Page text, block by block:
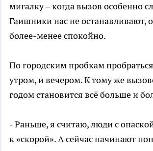
мигалку – когда вызов особенно
Гаишники нас не останавливают,
более-менее спокойно.
По городским пробкам
утром, и вечером. К тому же
годом становится всё больше и
- Раньше, я считаю, люди с
к «скорой». А сейчас начинают